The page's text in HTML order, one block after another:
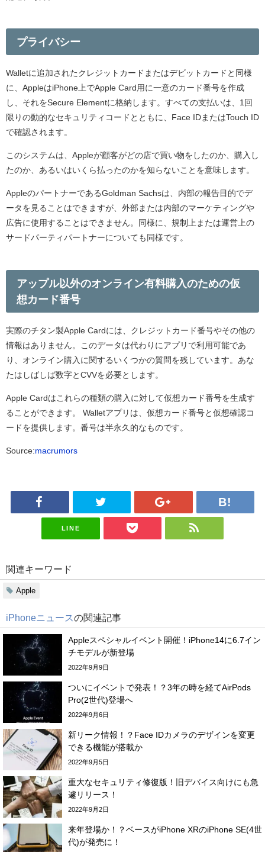
プライバシー
Walletに追加されたクレジットカードまたはデビットカードと同様
に、AppleはiPhone上でApple Card用に一意のカード番号を作成
し、それをSecure Elementに格納します。すべての支払いは、1回
限りの動的なセキュリティコードとともに、Face IDまたはTouch ID
で確認されます。
このシステムは、Appleが顧客がどの店で買い物をしたのか、購入し
たのか、あるいはいくら払ったのかを知らないことを意味します。
AppleのパートナーであるGoldman Sachsは、内部の報告目的でデ
ータを見ることはできますが、外部または内部のマーケティングや
広告に使用することはできません。同様に、規制上または運営上の
サードパーティパートナーについても同様です。
アップル以外のオンライン有料購入のための仮
想カード番号
実際のチタン製Apple Cardには、クレジットカード番号やその他の
情報はありません。このデータは代わりにアプリで利用可能であ
り、オンライン購入に関するいくつかの質問を残しています。あな
たはしばしば数字とCVVを必要とします。
Apple Cardはこれらの種類の購入に対して仮想カード番号を生成す
ることができます。 Walletアプリは、仮想カード番号と仮想確認コ
ードを提供します。番号は半永久的なものです。
Source:macrumors
LINE
関連キーワード
Apple
iPhoneニュースの関連記事
Appleスペシャルイベント開催！iPhone14に6.7イン
チモデルが新登場
2022年9月9日
ついにイベントで発表！？3年の時を経てAirPods
Pro(2世代)登場へ
2022年9月6日
新リーク情報！？Face IDカメラのデザインを変更
できる機能が搭載か
2022年9月5日
重大なセキュリティ修復版！旧デバイス向けにも急
遽リリース！
2022年9月2日
来年登場か！？ベースがiPhone XRのiPhone SE(4世
代)が発売に！